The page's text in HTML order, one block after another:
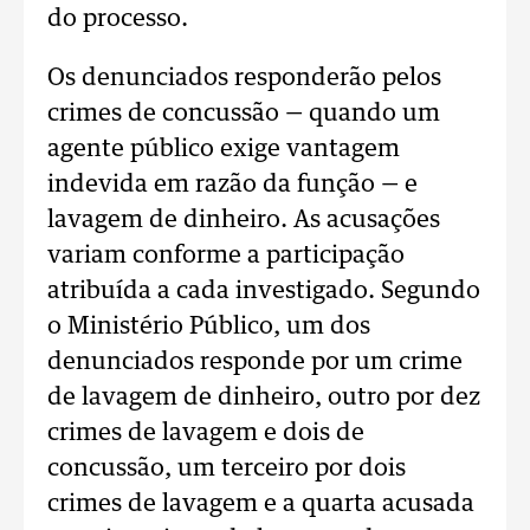
do processo.
Os denunciados responderão pelos
crimes de concussão — quando um
agente público exige vantagem
indevida em razão da função — e
lavagem de dinheiro. As acusações
variam conforme a participação
atribuída a cada investigado. Segundo
o Ministério Público, um dos
denunciados responde por um crime
de lavagem de dinheiro, outro por dez
crimes de lavagem e dois de
concussão, um terceiro por dois
crimes de lavagem e a quarta acusada